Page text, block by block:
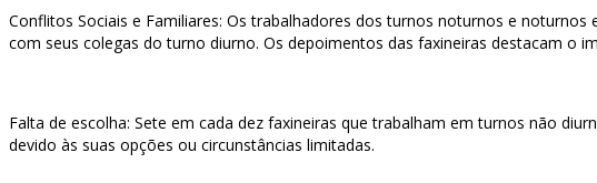
Conflitos Sociais e Familiares: Os trabalhadores dos turnos noturnos e
com seus colegas do turno diurno. Os depoimentos das faxineiras destacam o
Falta de escolha: Sete em cada dez faxineiras que trabalham em turnos não
devido às suas opções ou circunstâncias limitadas.